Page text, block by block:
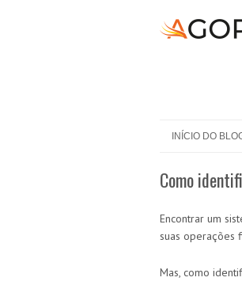
Menu
INÍCIO DO
Como
Encontrar um
suas operações
Mas, como